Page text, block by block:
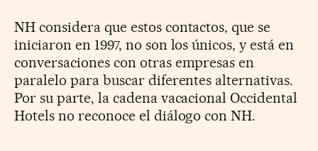
NH considera que estos contactos, que se
iniciaron en 1997, no son los únicos, y está en
conversaciones con otras empresas en
paralelo para buscar diferentes alternativas.
Por su parte, la cadena vacacional Occidental
Hotels no reconoce el diálogo con NH.